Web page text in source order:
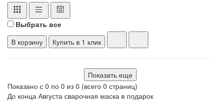
Выбрать все
В корзину
Купить в 1 клик
Показать еще
Показано с 0 по 0 из 0 (всего 0 страниц)
До конца Августа сварочная маска в подарок